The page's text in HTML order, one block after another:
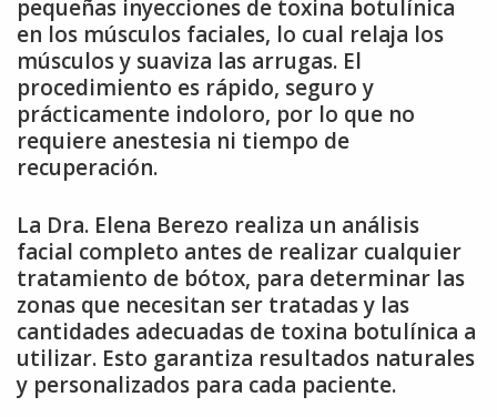
pequeñas inyecciones de toxina botulínica
en los músculos faciales, lo cual relaja los
músculos y suaviza las arrugas. El
procedimiento es rápido, seguro y
prácticamente indoloro, por lo que no
requiere anestesia ni tiempo de
recuperación.
La Dra. Elena Berezo realiza un análisis
facial completo antes de realizar cualquier
tratamiento de bótox, para determinar las
zonas que necesitan ser tratadas y las
cantidades adecuadas de toxina botulínica a
utilizar. Esto garantiza resultados naturales
y personalizados para cada paciente.